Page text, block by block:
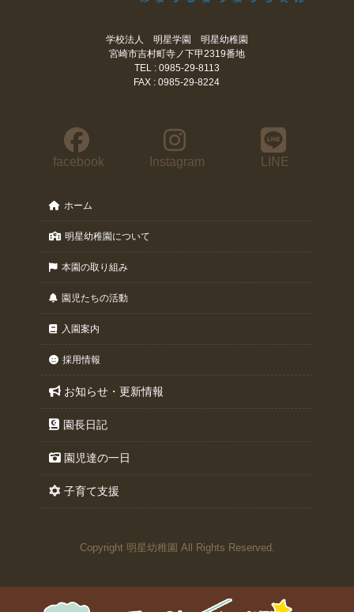
学校法人 明星学園 明星幼稚園
宮崎市吉村町寺ノ下甲2319番地
TEL : 0985-29-8113
FAX : 0985-29-8224
facebook Instagram LINE
ホーム
明星幼稚園について
本園の取り組み
園児たちの活動
入園案内
採用情報
お知らせ・更新情報
園長日記
園児達の一日
子育て支援
Copyright 明星幼稚園 All Rights Reserved.